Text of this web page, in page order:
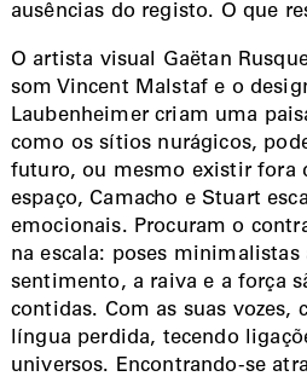
ausências do registo. O que
O artista visual Gaëtan
som Vincent Malstaf e o
Laubenheimer criam uma
como os sítios nurágicos,
futuro, ou mesmo existir fora
espaço, Camacho e Stuart
emocionais. Procuram o
na escala: poses minimalistas
sentimento, a raiva e a força
contidas. Com as suas vozes,
língua perdida, tecendo
universos. Encontrando-se